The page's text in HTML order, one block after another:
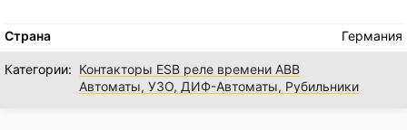
Страна Германия
Категории: Контакторы ESB реле времени ABB
Автоматы, УЗО, ДИФ-Автоматы, Рубильники